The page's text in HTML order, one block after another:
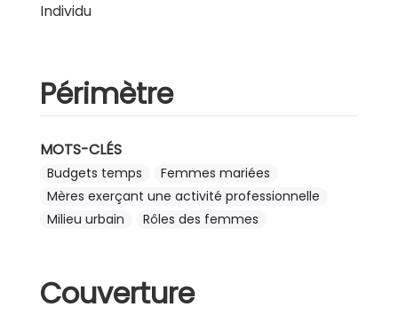
Individu
Périmètre
MOTS-CLÉS
Budgets temps
Femmes mariées
Mères exerçant une activité professionnelle
Milieu urbain
Rôles des femmes
Couverture